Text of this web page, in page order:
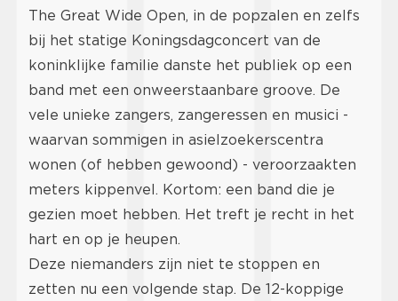
The Great Wide Open, in de popzalen en zelfs
bij het statige Koningsdagconcert van de
koninklijke familie danste het publiek op een
band met een onweerstaanbare groove. De
vele unieke zangers, zangeressen en musici -
waarvan sommigen in asielzoekerscentra
wonen (of hebben gewoond) - veroorzaakten
meters kippenvel. Kortom: een band die je
gezien moet hebben. Het treft je recht in het
hart en op je heupen.
Deze niemanders zijn niet te stoppen en
zetten nu een volgende stap. De 12-koppige